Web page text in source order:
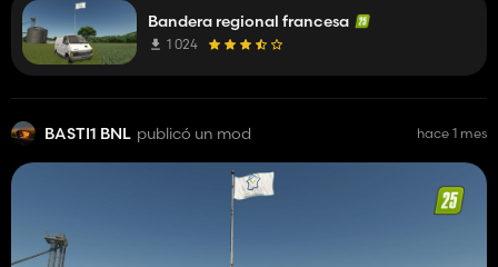
Bandera regional francesa
1 024
BASTI1 BNL publicó un mod hace 1 mes